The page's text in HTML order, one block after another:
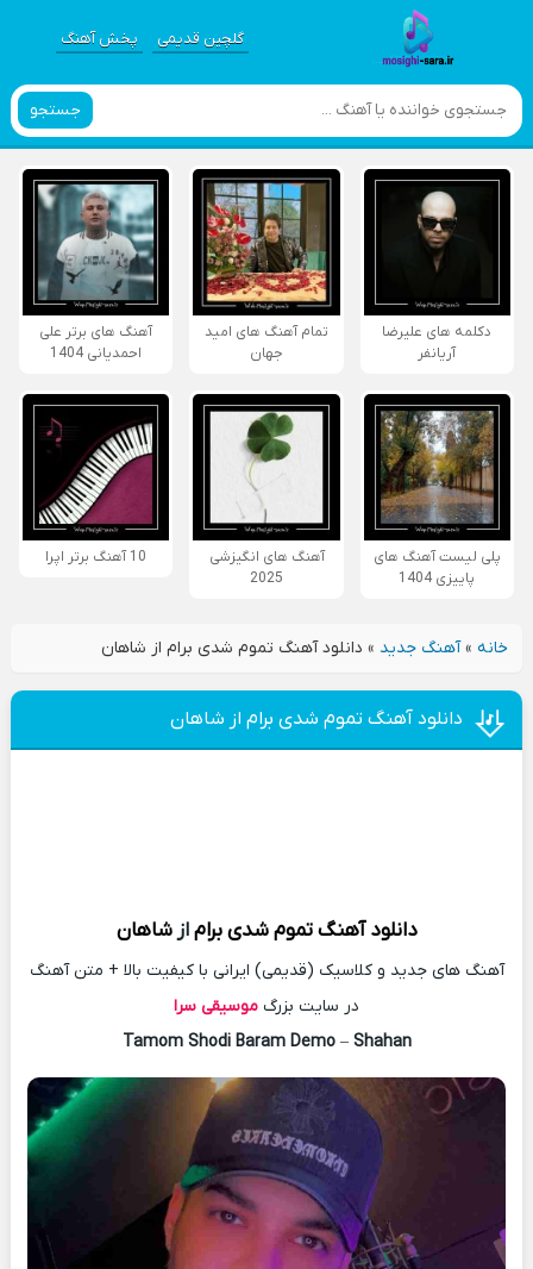
گلچین قدیمی پخش آهنگ
جستجو
دکلمه های علیرضا
آریانفر
تمام آهنگ های امید
جهان
آهنگ های برتر علی
احمدیانی 1404
پلی لیست آهنگ های
پاییزی 1404
آهنگ های انگیزشی
2025
10 آهنگ برتر اپرا
خانه»آهنگ جدید » دانلود آهنگ تموم شدی برام از شاهان
دانلود آهنگ تموم شدی برام از شاهان
دانلود آهنگ تموم شدی برام ازشاهان
آهنگ های جدید و کلاسیک (قدیمی) ایرانی با کیفیت بالا + متن آهنگ
در سایت بزرگ موسیقی سرا
Tamom Shodi Baram Demo– Shahan